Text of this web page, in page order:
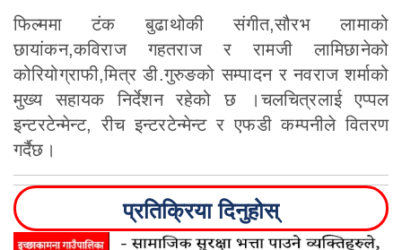
फिल्ममा टंक बुढाथोकी संगीत,सौरभ लामाको
छायांकन,कविराज गहतराज र रामजी लामिछानेको
कोरियोग्राफी,मित्र डी.गुरुङको सम्पादन र नवराज शर्माको
मुख्य सहायक निर्देशन रहेको छ ।चलचित्रलाई एप्पल
इन्टरटेन्मेन्ट, रीच इन्टरटेन्मेन्ट र एफडी कम्पनीले वितरण
गर्दैछ।
प्रतिक्रिया दिनुहोस्